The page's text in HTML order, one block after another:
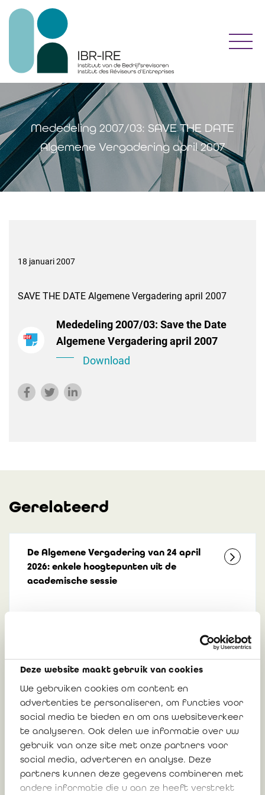
Deze website maakt gebruik van cookies
We gebruiken cookies om content en
advertenties te personaliseren, om functies voor
social media te bieden en om ons websiteverkeer
te analyseren. Ook delen we informatie over uw
gebruik van onze site met onze partners voor
social media, adverteren en analyse. Deze
partners kunnen deze gegevens combineren met
andere informatie die u aan ze heeft verstrekt
Mededeling 2007/03: SAVE THE DATE
Algemene Vergadering april 2007
18 januari 2007
SAVE THE DATE Algemene Vergadering april 2007
Mededeling 2007/03: Save the Date
Algemene Vergadering april 2007
Download
Gerelateerd
De Algemene Vergadering van 24 april
2026: enkele hoogtepunten uit de
academische sessie
Algemene Vergadering 24 april 2026:
oproeping, agenda en documenten
Update: financiële documenten zijn
beschikbaar
17 april 2026